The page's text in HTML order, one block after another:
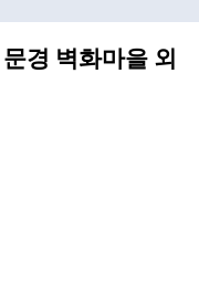
경 벽화마을 외